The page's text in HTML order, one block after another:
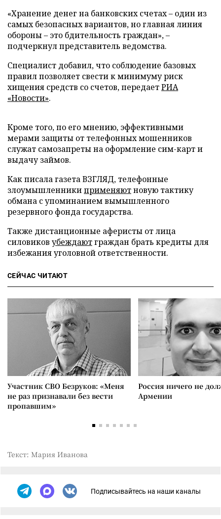
«Хранение денег на банковских счетах – один из
самых безопасных вариантов, но главная линия
обороны – это бдительность граждан», –
подчеркнул представитель ведомства.
Специалист добавил, что соблюдение базовых
правил позволяет свести к минимуму риск
хищения средств со счетов, передаетРИА
«Новости».
Кроме того, по его мнению, эффективными
мерами защиты от телефонных мошенников
служат самозапреты на оформление сим-карт и
выдачу займов.
Как писала газета ВЗГЛЯД, телефонные
злоумышленникиприменяютновую тактику
обмана с упоминанием вымышленного
резервного фонда государства.
Также дистанционные аферисты от лица
силовиков убеждаютграждан брать кредиты для
избежания уголовной ответственности.
СЕЙЧАС ЧИТАЮТ
Участник СВО Безруков: «Меня
не раз признавали без вести
пропавшим»
Россия ничего не
Армении
Текст: Мария Иванова
Подписывайтесь на наши каналы